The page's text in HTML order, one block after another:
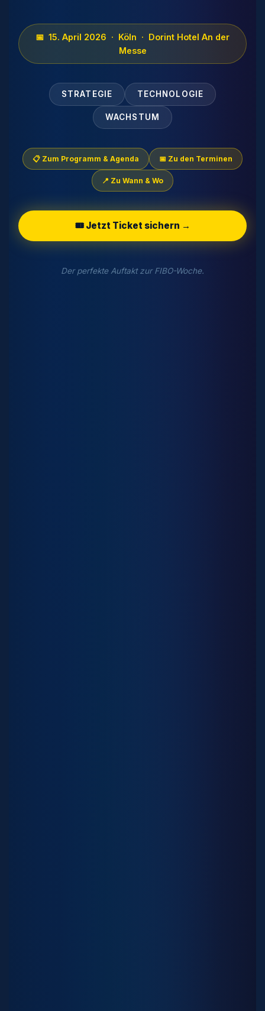
📅 15. April 2026 · Köln · Dorint Hotel An der
Messe
STRATEGIE TECHNOLOGIE
WACHSTUM
📋 Zum Programm & Agenda 📅 Zu den Terminen
📍 Zu Wann & Wo
🎟️ Jetzt Ticket sichern →
Der perfekte Auftakt zur FIBO-Woche.